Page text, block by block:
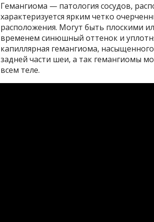
Гемангиома — патология сосудов,
характеризуется ярким четко
расположения. Могут быть плоскими
временем синюшный оттенок и
капиллярная гемангиома,
задней части шеи, а так гемангиомы
всем теле.